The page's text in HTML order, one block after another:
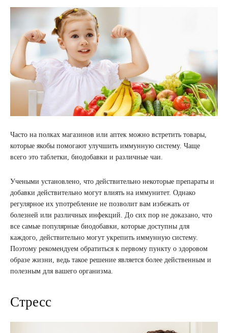
Часто на полках магазинов или аптек можно встретить товары,
которые якобы помогают улучшить иммунную систему. Чаще
всего это таблетки, биодобавки и различные чаи.
Учеными установлено, что действительно некоторые препараты и
добавки действительно могут влиять на иммунитет. Однако
регулярное их употребление не позволит вам избежать от
болезней или различных инфекций. До сих пор не доказано, что
все самые популярные биодобавки, которые доступны для
каждого, действительно могут укрепить иммунную систему.
Поэтому рекомендуем обратиться к первому пункту о здоровом
образе жизни, ведь такое решение является более действенным и
полезным для вашего организма.
Стресс